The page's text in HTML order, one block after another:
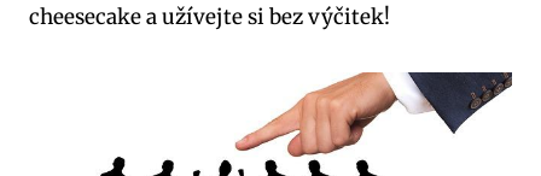
cheesecake ​a užívejte ‌si bez výčitek!